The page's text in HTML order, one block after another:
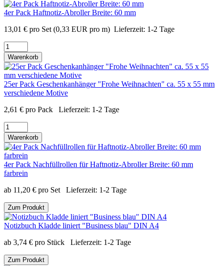
4er Pack Haftnotiz-Abroller Breite: 60 mm
13,01 € pro Set (0,33 EUR pro m) Lieferzeit: 1-2 Tage
Warenkorb
25er Pack Geschenkanhänger "Frohe Weihnachten" ca. 55 x 55 mm
verschiedene Motive
2,61 € pro Pack Lieferzeit: 1-2 Tage
Warenkorb
4er Pack Nachfüllrollen für Haftnotiz-Abroller Breite: 60 mm
farbrein
ab 11,20 € pro Set Lieferzeit: 1-2 Tage
Zum Produkt
Notizbuch Kladde liniert "Business blau" DIN A4
ab 3,74 € pro Stück Lieferzeit: 1-2 Tage
Zum Produkt